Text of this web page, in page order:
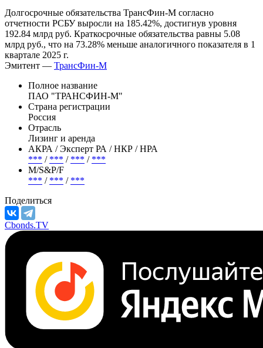
Долгосрочные обязательства ТрансФин-М согласно
отчетности РСБУ выросли на 185.42%, достигнув уровня
192.84 млрд руб. Краткосрочные обязательства равны 5.08
млрд руб., что на 73.28% меньше аналогичного показателя в 1
квартале 2025 г.
Эмитент — ТрансФин-М
Полное название
ПАО "ТРАНСФИН-М"
Страна регистрации
Россия
Отрасль
Лизинг и аренда
АКРА / Эксперт РА / НКР / НРА
*** / *** / *** / ***
М/S&P/F
*** / *** / ***
Поделиться
Cbonds.TV